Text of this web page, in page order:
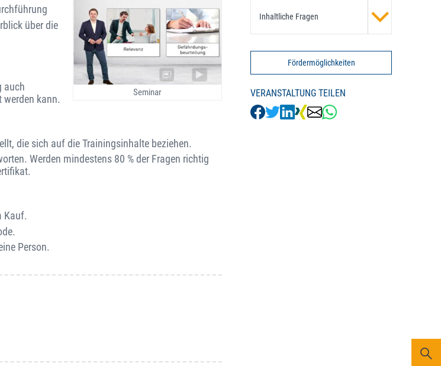
Seminar
über die
auch
kann.
die sich auf die Trainingsinhalte beziehen.
Werden mindestens 80 % der Fragen richtig
Kauf.
Person.
Inhaltliche Fragen
Fördermöglichkeiten
VERANSTALTUNG TEILEN